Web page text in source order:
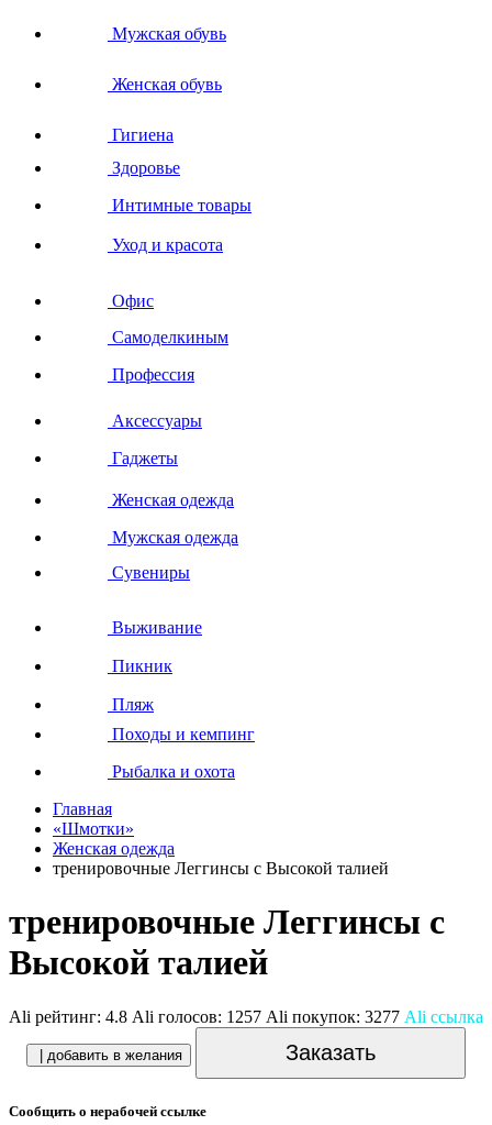
Мужская обувь
Женская обувь
Гигиена
Здоровье
Интимные товары
Уход и красота
Офис
Самоделкиным
Профессия
Аксессуары
Гаджеты
Женская одежда
Мужская одежда
Сувениры
Выживание
Пикник
Пляж
Походы и кемпинг
Рыбалка и охота
Главная
«Шмотки»
Женская одежда
тренировочные Леггинсы c Высокой талией
тренировочные Леггинсы c
Высокой талией
Ali рейтинг: 4.8 Ali голосов: 1257 Ali покупок: 3277 Ali ссылка
| добавить в желания Заказать
Сообщить о нерабочей ссылке